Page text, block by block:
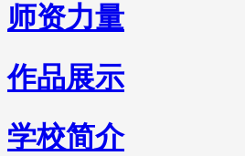
师资力量
作品展示
学校简介